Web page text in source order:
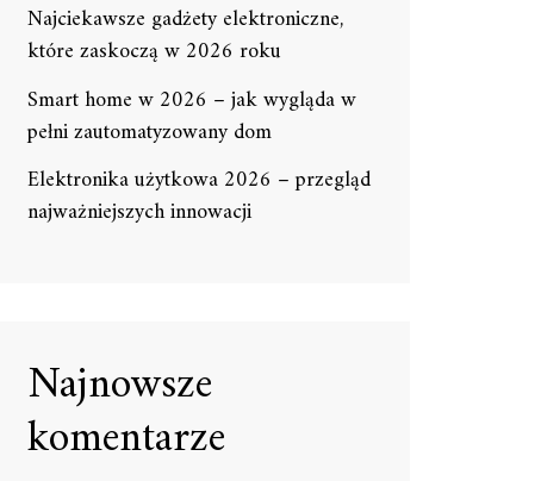
Najciekawsze gadżety elektroniczne,
które zaskoczą w 2026 roku
Smart home w 2026 – jak wygląda w
pełni zautomatyzowany dom
Elektronika użytkowa 2026 – przegląd
najważniejszych innowacji
Najnowsze
komentarze